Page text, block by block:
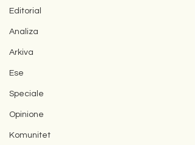
Editorial
Analiza
Arkiva
Ese
Speciale
Opinione
Komunitet